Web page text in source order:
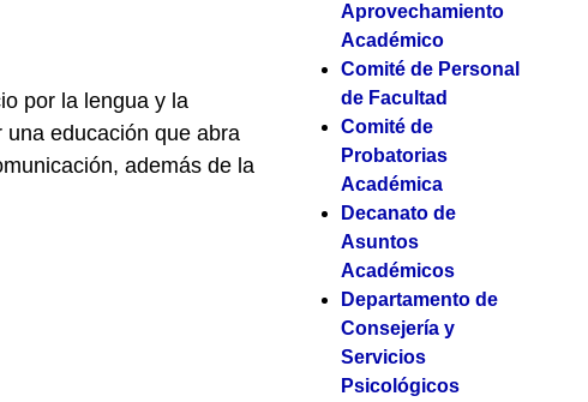
por la lengua y la
educación que abra
además de la
Aprovechamiento
Académico
Comité de Personal
de Facultad
Comité de
Probatorias
Académica
Decanato de
Asuntos
Académicos
Departamento de
Consejería y
Servicios
Psicológicos